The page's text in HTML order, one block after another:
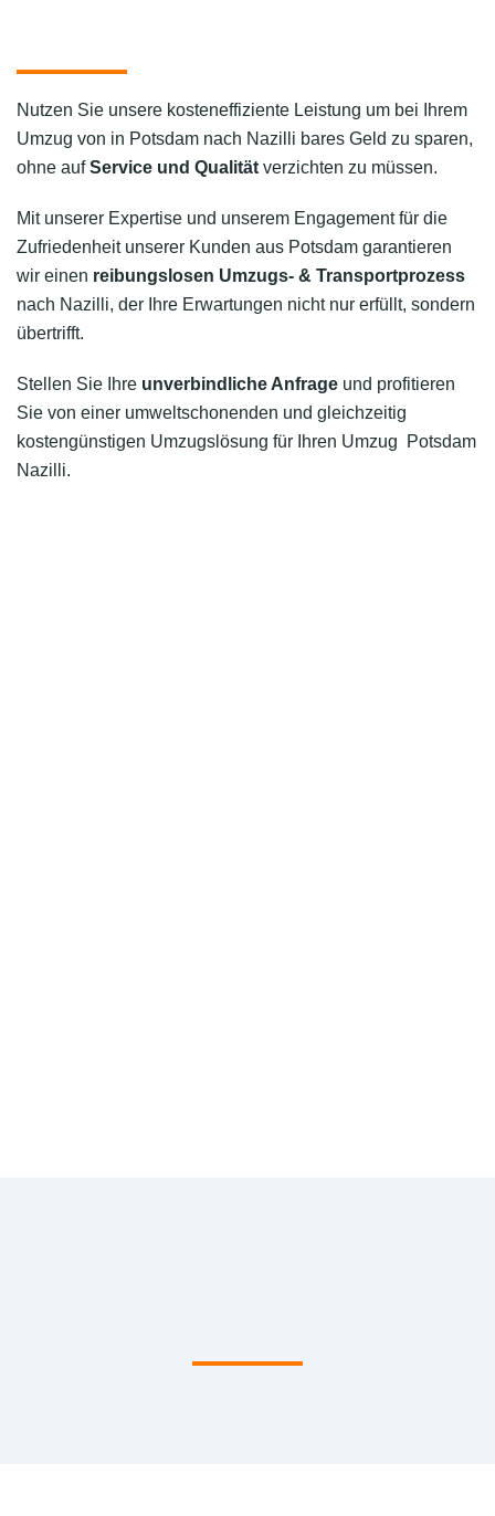
Nutzen Sie unsere kosteneffiziente Leistung um bei Ihrem
Umzug von in Potsdam nach Nazilli bares Geld zu sparen,
ohne aufService und Qualität verzichten zu müssen.
Mit unserer Expertise und unserem Engagement für die
Zufriedenheit unserer Kunden aus Potsdam garantieren
wir einen reibungslosen Umzugs- & Transportprozess
nach Nazilli, der Ihre Erwartungen nicht nur erfüllt, sondern
übertrifft.
Stellen Sie Ihre unverbindliche Anfrage und profitieren
Sie von einer umweltschonenden und gleichzeitig
kostengünstigen Umzugslösung für Ihren Umzug Potsdam
Nazilli.